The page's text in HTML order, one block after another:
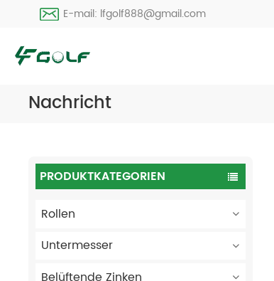
E-mail: lfgolf888@gmail.com
Nachricht
PRODUKTKATEGORIEN
Rollen
Untermesser